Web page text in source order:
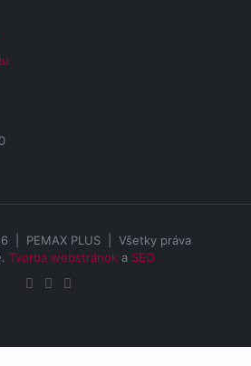
| PEMAX PLUS | Všetky práva
Tvorba webstránok a SEO